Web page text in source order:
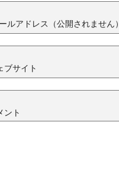
ルアドレス（公開されません）
ブサイト
ント